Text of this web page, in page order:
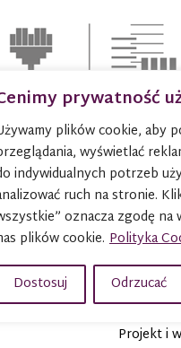
prywatność
plików cookie, aby
wyświetlać
indywidualnych potrzeb
ruch na stronie.
oznacza zgodę
plików cookie. Polityka
Dostosuj
Odrzucać
Projekt i